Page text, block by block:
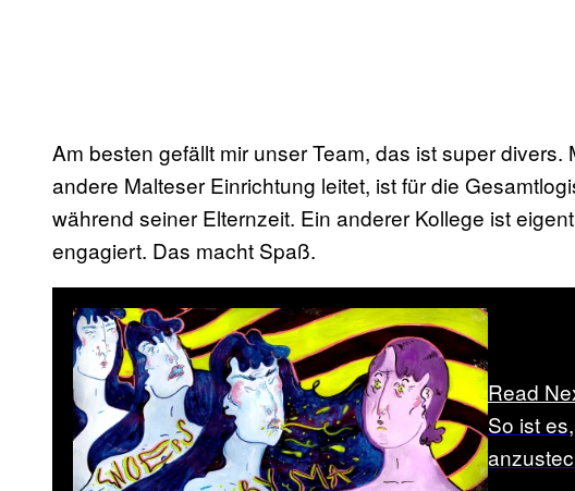
Am besten gefällt mir unser Team, das ist super
andere Malteser Einrichtung leitet, ist für die
während seiner Elternzeit. Ein anderer Kollege ist
engagiert. Das macht Spaß.
Read
So ist